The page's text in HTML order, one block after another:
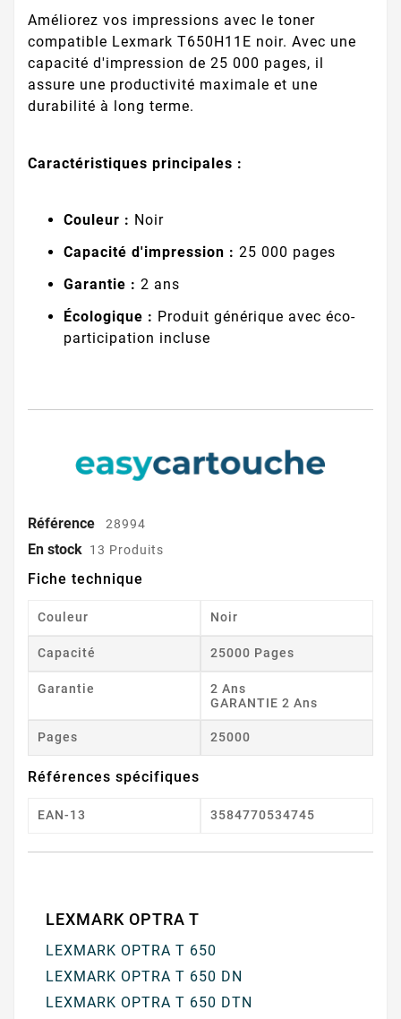
Améliorez vos impressions avec le toner
compatible Lexmark T650H11E noir. Avec une
capacité d'impression de 25 000 pages, il
assure une productivité maximale et une
durabilité à long terme.
Caractéristiques principales :
Couleur : Noir
Capacité d'impression : 25 000 pages
Garantie : 2 ans
Écologique : Produit générique avec éco-
participation incluse
Référence 28994
En stock 13 Produits
Fiche technique
Couleur Noir
Capacité 25000 Pages
Garantie
2 Ans
GARANTIE 2 Ans
Pages 25000
Références spécifiques
EAN-13 3584770534745
LEXMARK OPTRA T
LEXMARK OPTRA T 650
LEXMARK OPTRA T 650 DN
LEXMARK OPTRA T 650 DTN